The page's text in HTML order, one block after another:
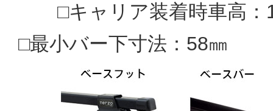
□キャリア装着時車高
□最小バー下寸法：58㎜